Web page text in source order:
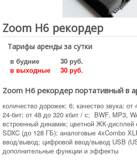
Zoom H6 рекордер
Тарифы аренды за сутки
в будние
30 руб.
в выходные
30 руб.
Zoom H6 рекордер портативный в
количество дорожек: 6; качество звука:
24-бит; от 48 до 320 кбит / с; BWF, MP3,
встроенный динамик; цветной ЖК-дисплей
SDXC (до 128 ГБ); аналоговые 4xCombo
ввод/вывод; цифровой ввод/вывод USB
дополнительные функции и эффекты